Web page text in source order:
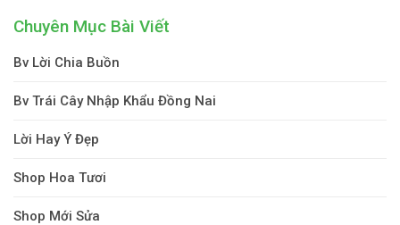
Chuyên Mục Bài Viết
Bv Lời Chia Buồn
Bv Trái Cây Nhập Khẩu Đồng Nai
Lời Hay Ý Đẹp
Shop Hoa Tươi
Shop Mới Sửa